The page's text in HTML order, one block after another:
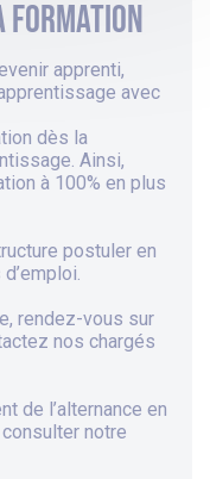
formation
apprenti,
avec
dès la
Ainsi,
à 100% en plus
postuler en
.
, rendez-vous sur
nos chargés
de l’alternance en
consulter notre